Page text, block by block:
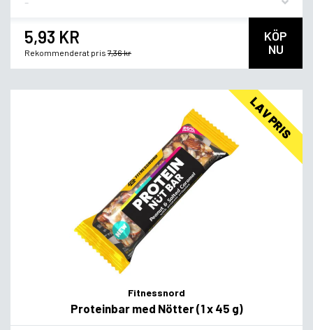
5,93 KR
Rekommenderat pris 7,36 kr
KÖP
NU
LAV PRIS
Fitnessnord
Proteinbar med Nötter (1 x 45 g)